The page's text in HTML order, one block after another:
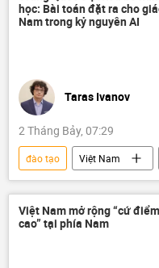
thủy sản
học: Bài toán đặt ra cho
Nam trong kỷ nguyên AI
Taras Ivanov
2 Tháng Bảy, 07:29
đào tạo Việt Nam
Quan điểm-Ý kiến
Khoa học
công nghệ
Bộ Giáo dục và Đào Tạo
Việt Nam mở rộng “cứ
cao” tại phía Nam